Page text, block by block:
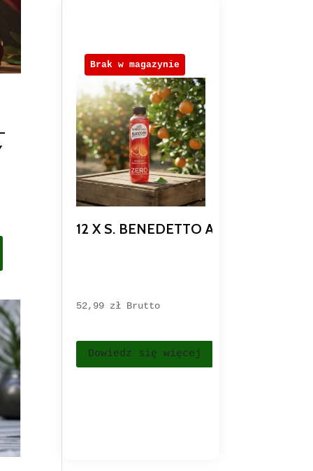
12 X S. BENEDETTO ARANCIA E
52,99 zł Brutto
Dowiedz się więcej
Brak w magazynie